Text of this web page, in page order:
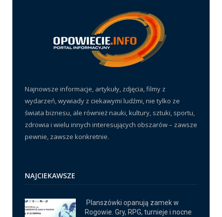
Najnowsze informacje, artykuły, zdjęcia, filmy z
wydarzeń, wywiady z ciekawymi ludźmi, nie tylko ze
świata biznesu, ale również nauki, kultury, sztuki, sportu,
zdrowia i wielu innych interesujących obszarów – zawsze
pewnie, zawsze konkretnie.
NAJCIEKAWSZE
Planszówki opanują zamek w
Rogowie. Gry, RPG, turnieje i nocne